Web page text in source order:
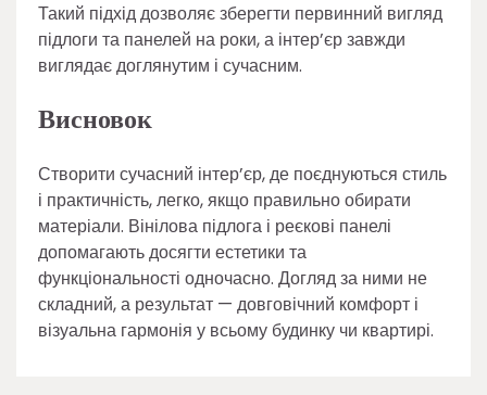
Такий підхід дозволяє зберегти первинний вигляд
підлоги та панелей на роки, а інтер’єр завжди
виглядає доглянутим і сучасним.
Висновок
Створити сучасний інтер’єр, де поєднуються стиль
і практичність, легко, якщо правильно обирати
матеріали. Вінілова підлога і реєкові панелі
допомагають досягти естетики та
функціональності одночасно. Догляд за ними не
складний, а результат — довговічний комфорт і
візуальна гармонія у всьому будинку чи квартирі.